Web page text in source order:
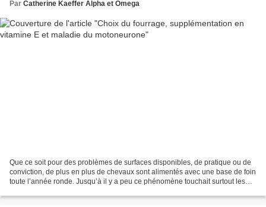
Par Catherine Kaeffer Alpha et Omega
Que ce soit pour des problèmes de surfaces disponibles, de pratique ou de
conviction, de plus en plus de chevaux sont alimentés avec une base de foin
toute l’année ronde. Jusqu’à il y a peu ce phénomène touchait surtout les